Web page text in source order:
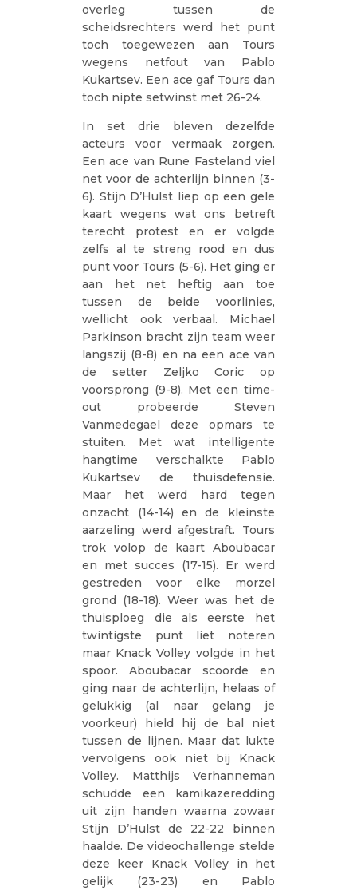
overleg tussen de
scheidsrechters werd het punt
toch toegewezen aan Tours
wegens netfout van Pablo
Kukartsev. Een ace gaf Tours dan
toch nipte setwinst met 26-24.
In set drie bleven dezelfde
acteurs voor vermaak zorgen.
Een ace van Rune Fasteland viel
net voor de achterlijn binnen (3-
6). Stijn D’Hulst liep op een gele
kaart wegens wat ons betreft
terecht protest en er volgde
zelfs al te streng rood en dus
punt voor Tours (5-6). Het ging er
aan het net heftig aan toe
tussen de beide voorlinies,
wellicht ook verbaal. Michael
Parkinson bracht zijn team weer
langszij (8-8) en na een ace van
de setter Zeljko Coric op
voorsprong (9-8). Met een time-
out probeerde Steven
Vanmedegael deze opmars te
stuiten. Met wat intelligente
hangtime verschalkte Pablo
Kukartsev de thuisdefensie.
Maar het werd hard tegen
onzacht (14-14) en de kleinste
aarzeling werd afgestraft. Tours
trok volop de kaart Aboubacar
en met succes (17-15). Er werd
gestreden voor elke morzel
grond (18-18). Weer was het de
thuisploeg die als eerste het
twintigste punt liet noteren
maar Knack Volley volgde in het
spoor. Aboubacar scoorde en
ging naar de achterlijn, helaas of
gelukkig (al naar gelang je
voorkeur) hield hij de bal niet
tussen de lijnen. Maar dat lukte
vervolgens ook niet bij Knack
Volley. Matthijs Verhanneman
schudde een kamikazeredding
uit zijn handen waarna zowaar
Stijn D’Hulst de 22-22 binnen
haalde. De videochallenge stelde
deze keer Knack Volley in het
gelijk (23-23) en Pablo